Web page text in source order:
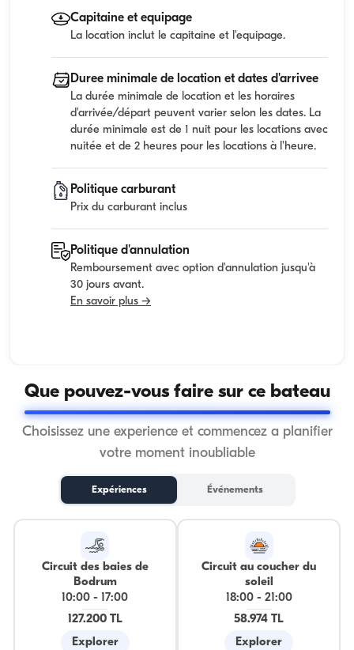
Capitaine et equipage
La location inclut le capitaine et l'equipage.
Duree minimale de location et dates d'arrivee
La durée minimale de location et les horaires
d'arrivée/départ peuvent varier selon les dates. La
durée minimale est de 1 nuit pour les locations avec
nuitée et de 2 heures pour les locations à l'heure.
Politique carburant
Prix du carburant inclus
Politique d'annulation
Remboursement avec option d'annulation jusqu'à
30 jours avant.
En savoir plus →
Que pouvez-vous faire sur ce bateau
Choisissez une experience et commencez a planifier
votre moment inoubliable
Expériences Événements
Circuit des baies de
Bodrum
10:00 -
17:00
127.200 TL
Explorer
Circuit au coucher du
soleil
18:00- 21:00
58.974 TL
Explorer